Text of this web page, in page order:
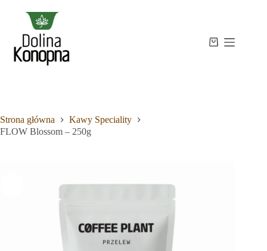
Brak
wyników
Strona
główna
Kontakt
Koszyk
Strona główna
Kawy Speciality
FLOW Blossom – 250g